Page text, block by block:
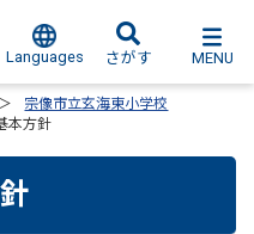
Languages さがす MENU
宗像市立玄海東小学校
本方針